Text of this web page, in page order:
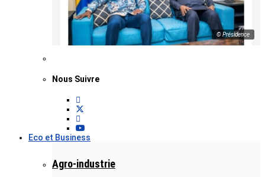
© Présidence
Nous Suivre
Eco et Business
Agro-industrie